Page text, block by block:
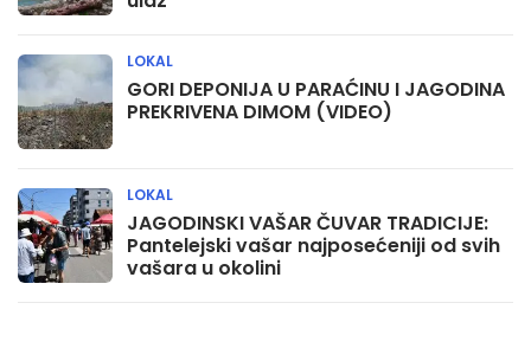
GORI DEPONIJA U PARAĆINU I JAGODINA
PREKRIVENA DIMOM (VIDEO)
LOKAL
JAGODINSKI VAŠAR ČUVAR TRADICIJE:
Pantelejski vašar najposećeniji od svih
vašara u okolini
LOKAL